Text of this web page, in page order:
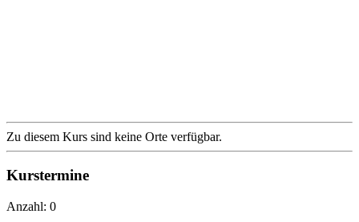
Zu diesem Kurs sind keine Orte verfügbar.
Kurstermine
Anzahl: 0